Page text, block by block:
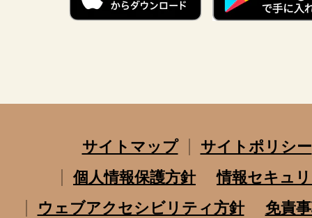
サイトマップ
サイトポリシー
個人情報保護方針
情報セキュ
ウェブアクセシビリティ方針
免責